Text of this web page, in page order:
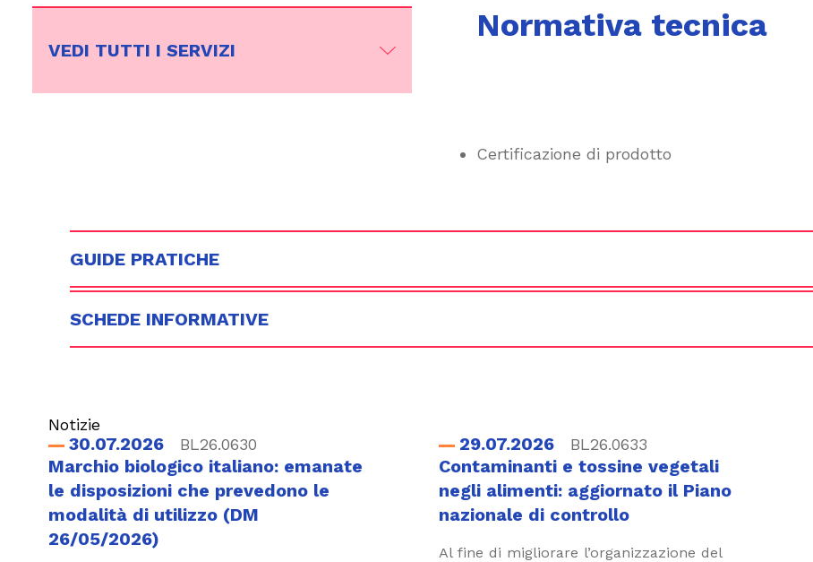
VEDI TUTTI I SERVIZI
Normativa tecnica
Certificazione di prodotto
GUIDE PRATICHE
SCHEDE INFORMATIVE
Notizie
30.07.2026 BL26.0630
Marchio biologico italiano: emanate
le disposizioni che prevedono le
modalità di utilizzo (DM
26/05/2026)
29.07.2026 BL26.0633
Contaminanti e tossine vegetali
negli alimenti: aggiornato il Piano
nazionale di controllo
Al fine di migliorare l’organizzazione del